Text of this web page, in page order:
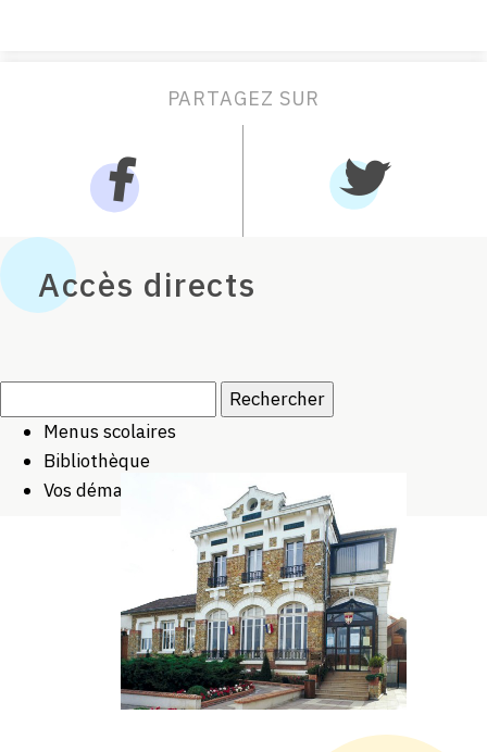
PARTAGEZ SUR
Accès directs
Menus scolaires
Bibliothèque
Vos démarches